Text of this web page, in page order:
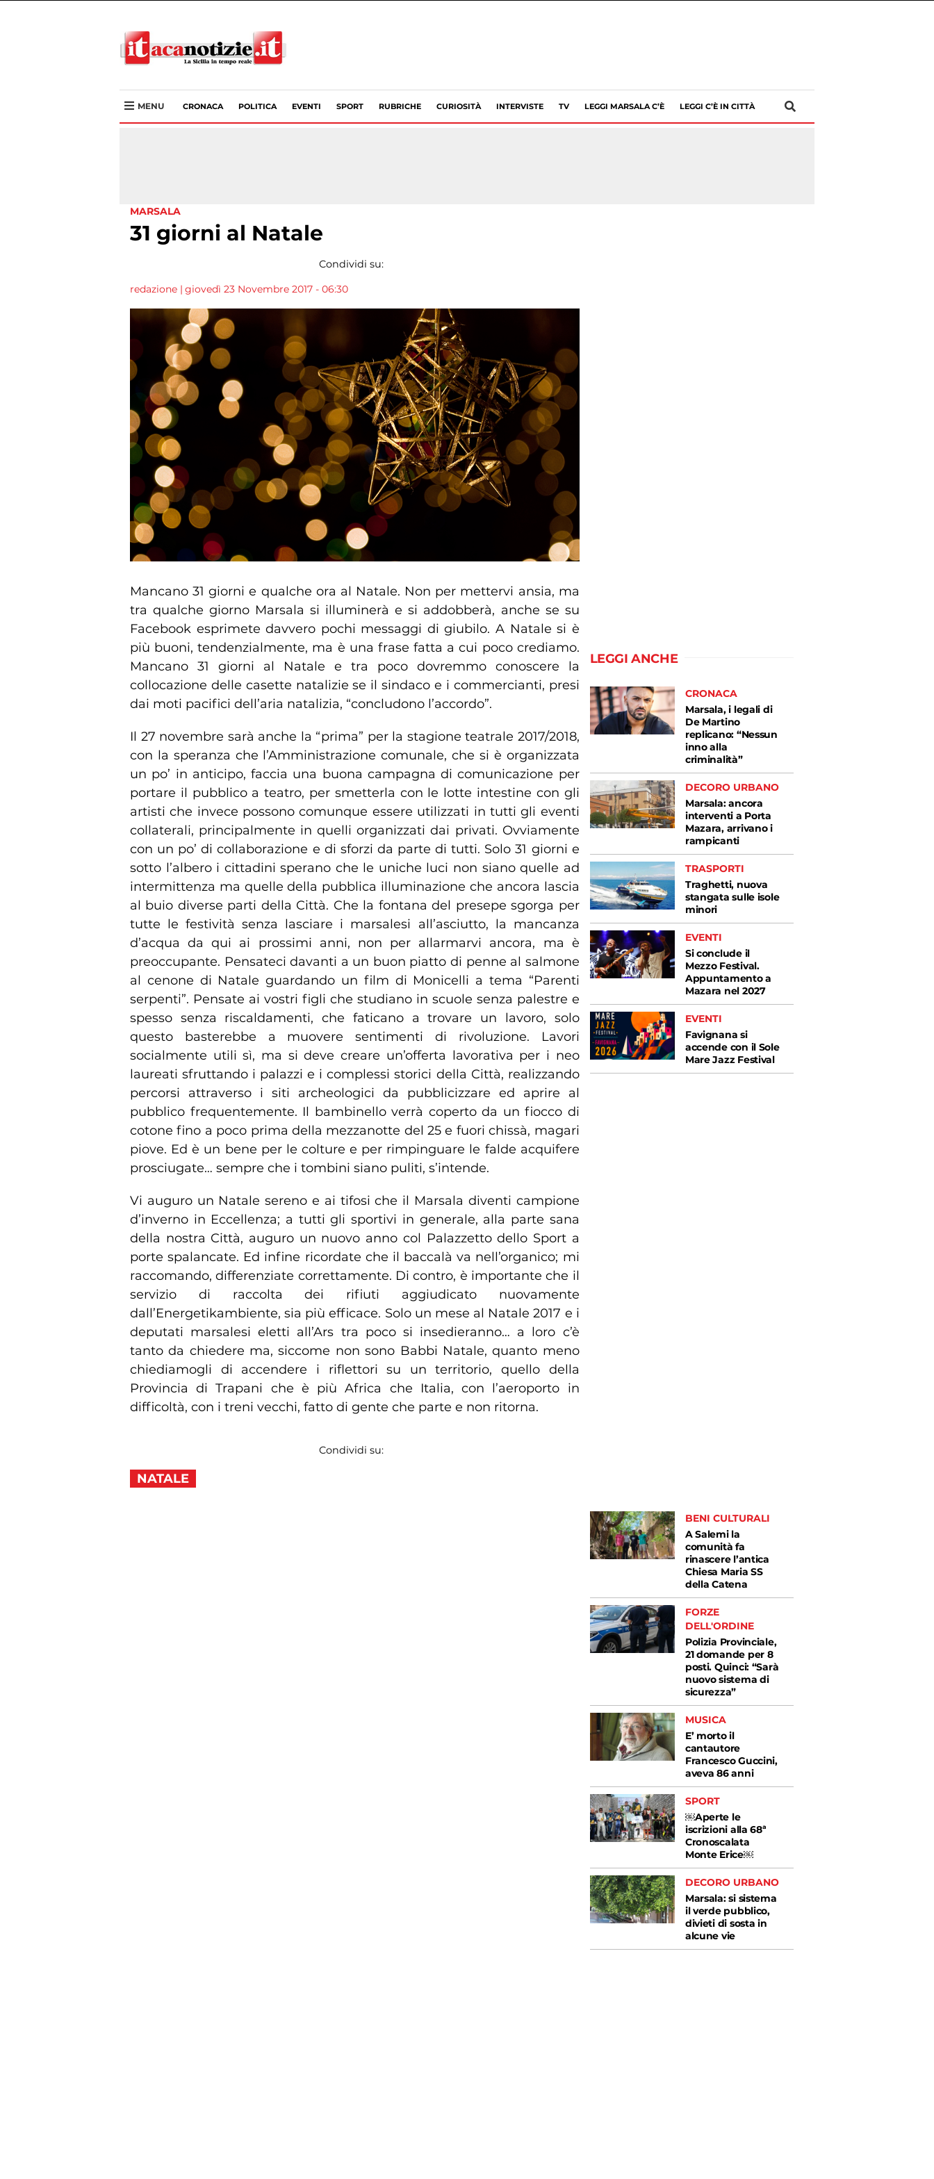
MENU CRONACA POLITICA EVENTI SPORT RUBRICHE CURIOSITÀ INTERVISTE TV LEGGI MARSALA C’È LEGGI C’È IN CITTÀ
MARSALA
31 giorni al Natale
Condividi su:
redazione | giovedì 23 Novembre 2017 - 06:30
Mancano 31 giorni e qualche ora al Natale. Non per mettervi ansia, ma
tra qualche giorno Marsala si illuminerà e si addobberà, anche se su
Facebook esprimete davvero pochi messaggi di giubilo. A Natale si è
più buoni, tendenzialmente, ma è una frase fatta a cui poco crediamo.
Mancano 31 giorni al Natale e tra poco dovremmo conoscere la
collocazione delle casette natalizie se il sindaco e i commercianti, presi
dai moti pacifici dell’aria natalizia, “concludono l’accordo”.
Il 27 novembre sarà anche la “prima” per la stagione teatrale 2017/2018,
con la speranza che l’Amministrazione comunale, che si è organizzata
un po’ in anticipo, faccia una buona campagna di comunicazione per
portare il pubblico a teatro, per smetterla con le lotte intestine con gli
artisti che invece possono comunque essere utilizzati in tutti gli eventi
collaterali, principalmente in quelli organizzati dai privati. Ovviamente
con un po’ di collaborazione e di sforzi da parte di tutti. Solo 31 giorni e
sotto l’albero i cittadini sperano che le uniche luci non siano quelle ad
intermittenza ma quelle della pubblica illuminazione che ancora lascia
al buio diverse parti della Città. Che la fontana del presepe sgorga per
tutte le festività senza lasciare i marsalesi all’asciutto, la mancanza
d’acqua da qui ai prossimi anni, non per allarmarvi ancora, ma è
preoccupante. Pensateci davanti a un buon piatto di penne al salmone
al cenone di Natale guardando un film di Monicelli a tema “Parenti
serpenti”. Pensate ai vostri figli che studiano in scuole senza palestre e
spesso senza riscaldamenti, che faticano a trovare un lavoro, solo
questo basterebbe a muovere sentimenti di rivoluzione. Lavori
socialmente utili sì, ma si deve creare un’offerta lavorativa per i neo
laureati sfruttando i palazzi e i complessi storici della Città, realizzando
percorsi attraverso i siti archeologici da pubblicizzare ed aprire al
pubblico frequentemente. Il bambinello verrà coperto da un fiocco di
cotone fino a poco prima della mezzanotte del 25 e fuori chissà, magari
piove. Ed è un bene per le colture e per rimpinguare le falde acquifere
prosciugate… sempre che i tombini siano puliti, s’intende.
Vi auguro un Natale sereno e ai tifosi che il Marsala diventi campione
d’inverno in Eccellenza; a tutti gli sportivi in generale, alla parte sana
della nostra Città, auguro un nuovo anno col Palazzetto dello Sport a
porte spalancate. Ed infine ricordate che il baccalà va nell’organico; mi
raccomando, differenziate correttamente. Di contro, è importante che il
servizio di raccolta dei rifiuti aggiudicato nuovamente
dall’Energetikambiente, sia più efficace. Solo un mese al Natale 2017 e i
deputati marsalesi eletti all’Ars tra poco si insedieranno… a loro c’è
tanto da chiedere ma, siccome non sono Babbi Natale, quanto meno
chiediamogli di accendere i riflettori su un territorio, quello della
Provincia di Trapani che è più Africa che Italia, con l’aeroporto in
difficoltà, con i treni vecchi, fatto di gente che parte e non ritorna.
Condividi su:
NATALE
LEGGI ANCHE
CRONACA
Marsala, i legali di
De Martino
replicano: “Nessun
inno alla
criminalità”
DECORO URBANO
Marsala: ancora
interventi a Porta
Mazara, arrivano i
rampicanti
TRASPORTI
Traghetti, nuova
stangata sulle isole
minori
EVENTI
Si conclude il
Mezzo Festival.
Appuntamento a
Mazara nel 2027
EVENTI
Favignana si
accende con il Sole
Mare Jazz Festival
BENI CULTURALI
A Salemi la
comunità fa
rinascere l’antica
Chiesa Maria SS
della Catena
FORZE
DELL'ORDINE
Polizia Provinciale,
21 domande per 8
posti. Quinci: “Sarà
nuovo sistema di
sicurezza”
MUSICA
E’ morto il
cantautore
Francesco Guccini,
aveva 86 anni
SPORT
￼Aperte le
iscrizioni alla 68ª
Cronoscalata
Monte Erice￼
DECORO URBANO
Marsala: si sistema
il verde pubblico,
divieti di sosta in
alcune vie